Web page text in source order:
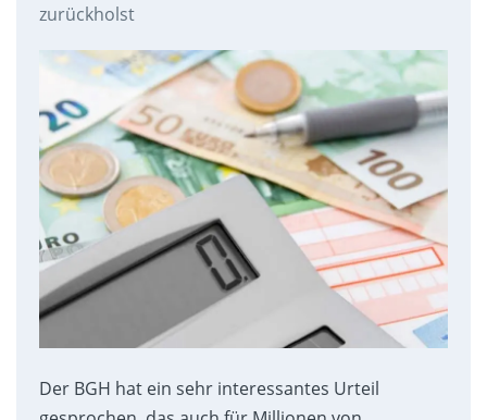
zurückholst
Der BGH hat ein sehr interessantes Urteil